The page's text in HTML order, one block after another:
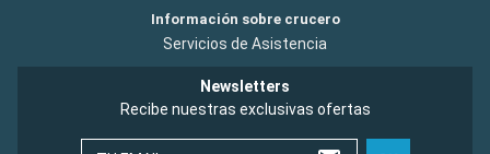
Información sobre crucero
Servicios de Asistencia
Newsletters
Recibe nuestras exclusivas ofertas